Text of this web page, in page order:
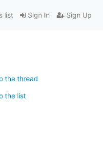
Sign In Sign Up
list
the thread
the list